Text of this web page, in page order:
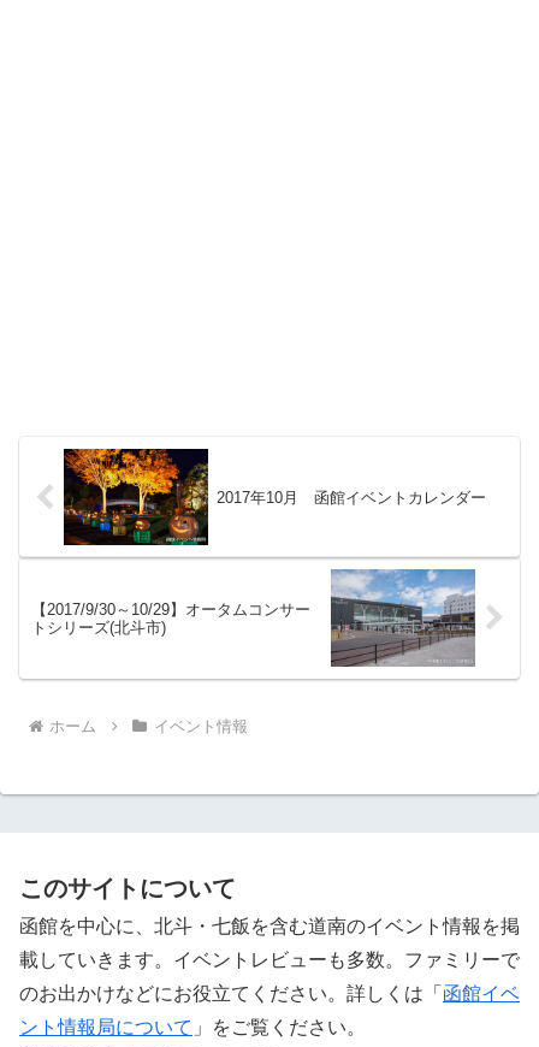
2017年10月 函館イベントカレンダー
【2017/9/30～10/29】オータムコンサー
トシリーズ(北斗市)
ホーム イベント情報
このサイトについて
函館を中心に、北斗・七飯を含む道南のイベント情報を掲
載していきます。イベントレビューも多数。ファミリーで
のお出かけなどにお役立てください。詳しくは「 函館イベ
ント情報局について 」をご覧ください。 ‎